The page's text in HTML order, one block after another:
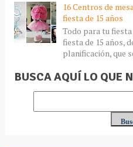
16 Centros de
fiesta de 15 años
Todo para tu
fiesta de 15 años,
planificación, que
BUSCA AQUÍ LO QUE